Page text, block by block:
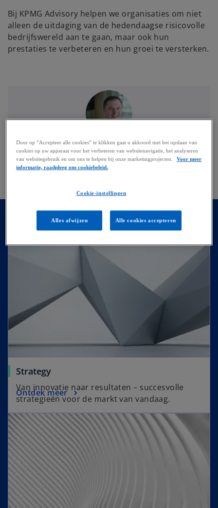
Bij KPMG Advisory helpen we organisaties om niet
alleen de uitdaging van de hedendaagse risicovolle
bedrijfswereld aan te gaan, maar ook hun
prestaties te verbeteren en hun groei te versterken.
Jorn De Neve
Head of Advisory | advisory
KPMG in Belgium
p
n
s
i
Onze diensten
Strategy
Van innovatie naar resultaten – succesvolle
strategieën voor de markt van vandaag.
Ontdek meer
Door op “Accepteer alle cookies” te klikken gaat u akkoord met het opslaan van
cookies op uw apparaat voor het verbeteren van websitenavigatie, het analyseren
van websitegebruik en om ons te helpen bij onze marketingprojecten.
Voor meer
informatie, raadpleeg ons cookiebeleid.
Cookie-instellingen
Alles afwijzen Alle cookies accepteren